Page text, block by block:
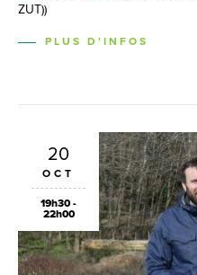
ZUT))
PLUS D'INFOS
20
OCT
19h30 -
22h00